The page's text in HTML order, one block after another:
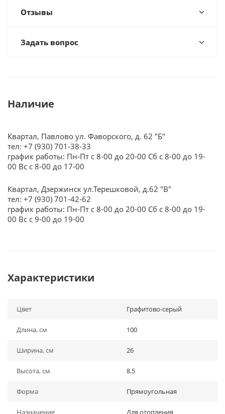
Отзывы
Задать вопрос
Наличие
Квартал, Павлово ул. Фаворского, д. 62 "Б"
тел: +7 (930) 701-38-33
график работы: Пн-Пт с 8-00 до 20-00 Сб с 8-00 до 19-
00 Вс с 8-00 до 17-00
Квартал, Дзержинск ул.Терешковой, д.62 "В"
тел: +7 (930) 701-42-62
график работы: Пн-Пт с 8-00 до 20-00 Сб с 8-00 до 19-
00 Вс с 9-00 до 19-00
Характеристики
Цвет Графитово-серый
Длина, см 100
Ширина, см 26
Высота, см 8.5
Форма Прямоугольная
Назначение Для отопления